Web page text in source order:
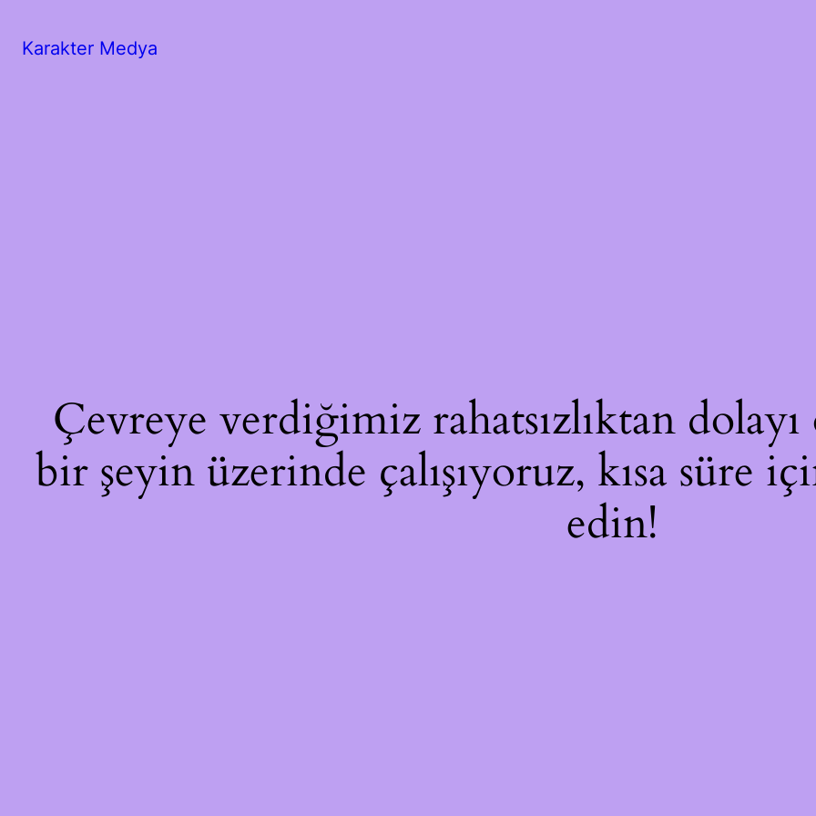
Karakter Medya
Çevreye verdiğimiz rahatsızlıktan
bir şeyin üzerinde çalışıyoruz, kısa süre
edin!